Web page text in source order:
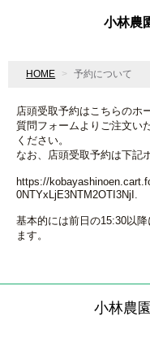
小林農
HOME 予約について
店頭受取予約はこちらのホ
質問フォームよりご注文い
ください。
なお、店頭受取予約は下記
https://
0NTYxLjE3NTM2OTI3NjI.
基本的には前日の15:30以
ます。
小林農